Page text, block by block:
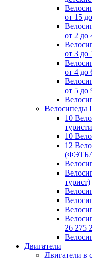
от 15
от 2 до
от 3 до
от 4 до
от 5 до
Велосипеды
10
10
12
турист)
26 275
Двигатели
Двигатели в